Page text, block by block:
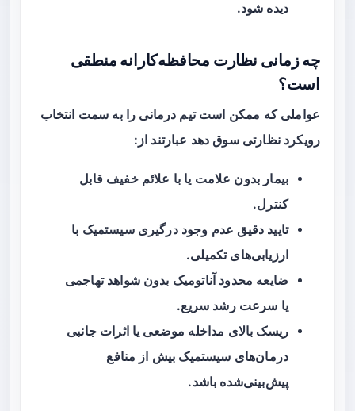
دیده شود.
چه زمانی نظارت محافظه‌کارانه منطقی
است؟
عواملی که ممکن است تیم درمانی را به سمت انتخاب
رویکرد نظارتی سوق دهد عبارتند از:
بیمار بدون علامت یا با علائم خفیف قابل
کنترل.
تایید دقیق عدم وجود درگیری سیستمیک با
ارزیابی‌های تکمیلی.
ضایعه محدود آناتومیک بدون شواهد تهاجمی
یا سرعت رشد سریع.
ریسک بالای مداخله موضعی یا اثرات جانبی
درمان‌های سیستمیک بیش از منافع
پیش‌بینی‌شده باشد.